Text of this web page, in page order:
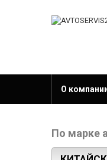
О
По марке